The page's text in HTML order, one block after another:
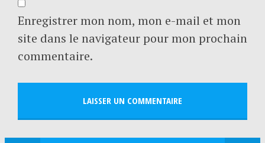
Enregistrer mon nom, mon e-mail et mon
site dans le navigateur pour mon prochain
commentaire.